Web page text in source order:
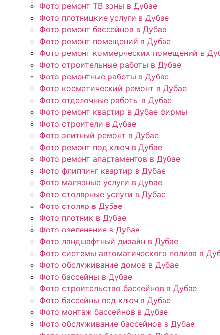
Фото ремонт ТВ зоны в Дубае
Фото плотницкие услуги в Дубае
Фото ремонт бассейнов в Дубае
Фото ремонт помещений в Дубае
Фото ремонт коммерческих помещений в
Фото строительные работы в Дубае
Фото ремонтные работы в Дубае
Фото косметический ремонт в Дубае
Фото отделочные работы в Дубае
Фото ремонт квартир в Дубае фирмы
Фото строители в Дубае
Фото элитный ремонт в Дубае
Фото ремонт под ключ в Дубае
Фото ремонт апартаментов в Дубае
Фото флиппинг квартир в Дубае
Фото малярные услуги в Дубае
Фото столярные услуги в Дубае
Фото столяр в Дубае
Фото плотник в Дубае
Фото озеленение в Дубае
Фото ландшафтный дизайн в Дубае
Фото системы автоматического полива в
Фото обслуживание домов в Дубае
Фото бассейны в Дубае
Фото строительство бассейнов в Дубае
Фото бассейны под ключ в Дубае
Фото монтаж бассейнов в Дубае
Фото обслуживание бассейнов в Дубае